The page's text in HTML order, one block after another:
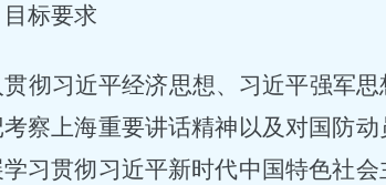
标要求
彻习近平经济思想、习近平强军
察上海重要讲话精神以及对国防
习贯彻习近平新时代中国特色社